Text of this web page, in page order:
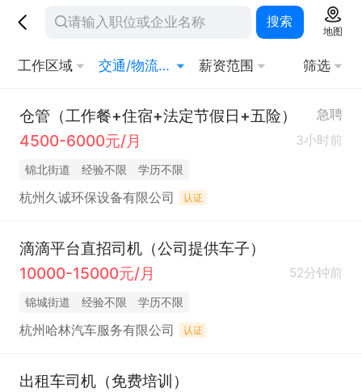
搜索
地图
工作区域 交通/物流/仓储 薪资范围 筛选
仓管（工作餐+住宿+法定节假日+五险） 急聘
4500-6000元/月 3小时前
锦北街道 经验不限 学历不限
杭州久诚环保设备有限公司 认证
滴滴平台直招司机（公司提供车子）
10000-15000元/月
52分钟前
锦城街道 经验不限 学历不限
杭州哈林汽车服务有限公司 认证
出租车司机（免费培训）